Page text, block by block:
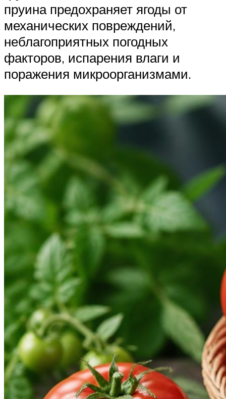
пруина предохраняет ягоды от
механических повреждений,
неблагоприятных погодных
факторов, испарения влаги и
поражения микроорганизмами.